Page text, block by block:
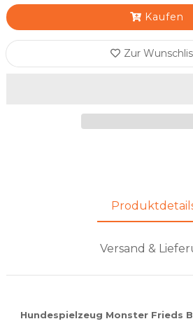
Kaufen
Zur
Versand &
Hundespielzeug Monster Frieds